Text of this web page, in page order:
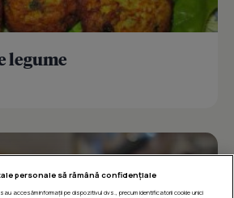
legume
personale să rămână confidențiale
accesăm informații pe dispozitivul dvs., precum identificatorii cookie unici